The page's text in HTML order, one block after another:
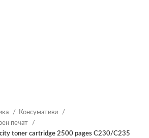
Консумативи
печат
toner cartridge 2500 pages C230/C235